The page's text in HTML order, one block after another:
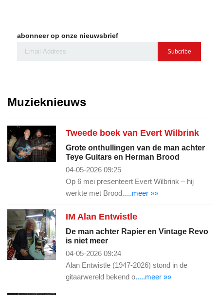
abonneer op onze nieuwsbrief
Subcribe
Muzieknieuws
Tweede boek van Evert Wilbrink
Grote onthullingen van de man achter
Teye Guitars en Herman Brood
04-05-2026 09:25
Op 6 mei presenteert Evert Wilbrink – hij
werkte met Brood.....meer »»
IM Alan Entwistle
De man achter Rapier en Vintage Revo
is niet meer
04-05-2026 09:24
Alan Entwistle (1947-2026) stond in de
gitaarwereld bekend o.....meer »»